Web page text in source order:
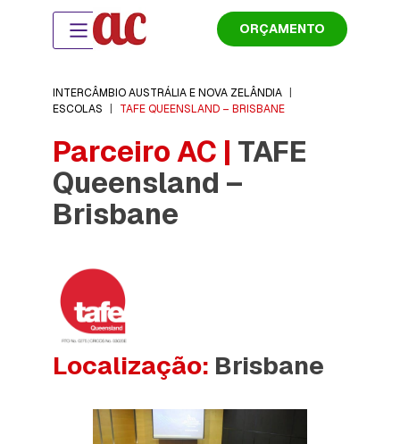
ORÇAMENTO
INTERCÂMBIO AUSTRÁLIA E NOVA ZELÂNDIA
ESCOLAS
TAFE QUEENSLAND – BRISBANE
Parceiro AC | TAFE
Queensland –
Brisbane
Localização: Brisbane